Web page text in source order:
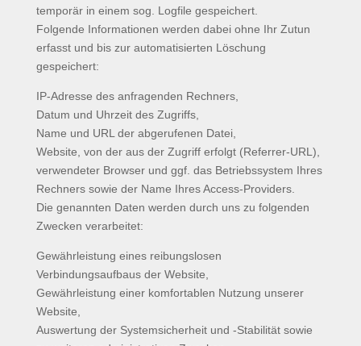
temporär in einem sog. Logfile gespeichert.
Folgende Informationen werden dabei ohne Ihr Zutun
erfasst und bis zur automatisierten Löschung
gespeichert:
IP-Adresse des anfragenden Rechners,
Datum und Uhrzeit des Zugriffs,
Name und URL der abgerufenen Datei,
Website, von der aus der Zugriff erfolgt (Referrer-URL),
verwendeter Browser und ggf. das Betriebssystem Ihres
Rechners sowie der Name Ihres Access-Providers.
Die genannten Daten werden durch uns zu folgenden
Zwecken verarbeitet:
Gewährleistung eines reibungslosen
Verbindungsaufbaus der Website,
Gewährleistung einer komfortablen Nutzung unserer
Website,
Auswertung der Systemsicherheit und -Stabilität sowie